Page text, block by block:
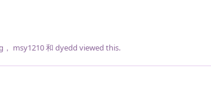
， msy1210和 dyedd viewed this.